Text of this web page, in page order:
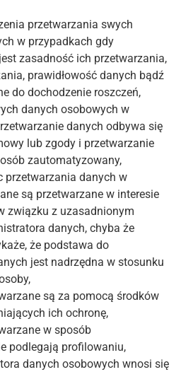
przetwarzania swych
w przypadkach gdy
zasadność ich przetwarzania,
prawidłowość danych bądź
do dochodzenie roszczeń,
danych osobowych w
danych odbywa się
lub zgody i przetwarzanie
zautomatyzowany,
przetwarzania danych w
są przetwarzane w interesie
związku z uzasadnionym
danych, chyba że
że podstawa do
jest nadrzędna w stosunku
są za pomocą środków
ich ochronę,
w sposób
podlegają profilowaniu,
danych osobowych wnosi się